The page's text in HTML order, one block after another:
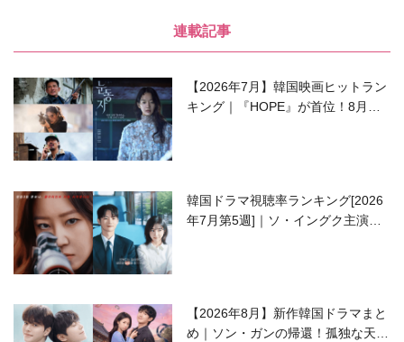
連載記事
【2026年7月】韓国映画ヒットラン
キング｜『HOPE』が首位！8月公
韓国ドラマ視聴率ランキング[2026
年7月第5週]｜ソ・イングク主演の
【2026年8月】新作韓国ドラマまと
め｜ソン・ガンの帰還！孤独な天才